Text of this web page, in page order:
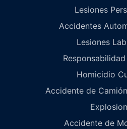
Lesiones
Accidentes
Lesiones
Homicidio
Accidente de
Accidente de